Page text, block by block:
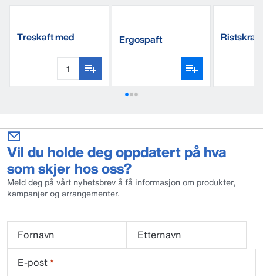
Treskaft med Ergospaft
Vil du holde deg oppdatert på hva
som skjer hos oss?
Meld deg på vårt nyhetsbrev å få informasjon om produkter,
kampanjer og arrangementer.
Fornavn
Etternavn
E-post*